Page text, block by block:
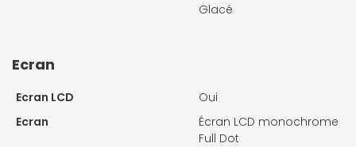
Glacé
Ecran
Ecran LCD
Oui
Ecran
Écran LCD monochrome
Full Dot